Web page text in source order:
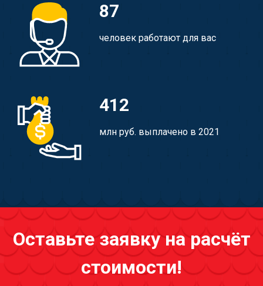
87
человек работают для вас
412
млн руб. выплачено в 2021
Оставьте заявку на расчёт
стоимости!